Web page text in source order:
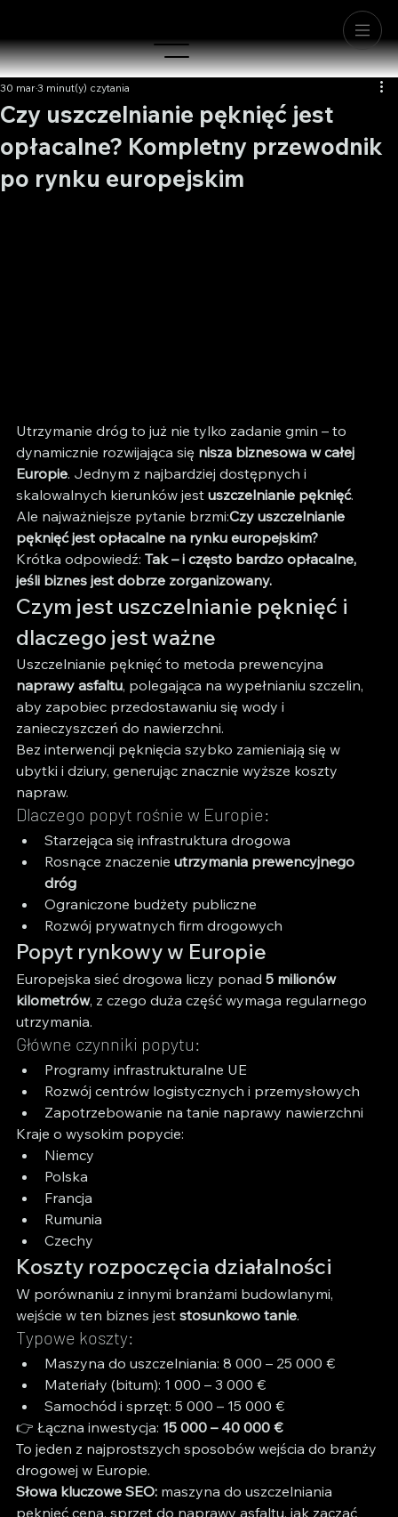
Czy uszczelnianie pęknięć jest
opłacalne? Kompletny przewodnik
po rynku europejskim
30 mar3 minut(y) czytania
Utrzymanie dróg to już nie tylko zadanie gmin – to
dynamicznie rozwijająca się nisza biznesowa w całej
Europie. Jednym z najbardziej dostępnych i
skalowalnych kierunków jest uszczelnianie pęknięć.
Ale najważniejsze pytanie brzmi:Czy uszczelnianie
pęknięć jest opłacalne na rynku europejskim?
Krótka odpowiedź: Tak – i często bardzo opłacalne,
jeśli biznes jest dobrze zorganizowany.
Czym jest uszczelnianie pęknięć i
dlaczego jest ważne
Uszczelnianie pęknięć to metoda prewencyjna
naprawy asfaltu, polegająca na wypełnianiu szczelin,
aby zapobiec przedostawaniu się wody i
zanieczyszczeń do nawierzchni.
Bez interwencji pęknięcia szybko zamieniają się w
ubytki i dziury, generując znacznie wyższe koszty
napraw.
Dlaczego popyt rośnie w Europie:
Starzejąca się infrastruktura drogowa
Rosnące znaczenie utrzymania prewencyjnego
dróg
Ograniczone budżety publiczne
Rozwój prywatnych firm drogowych
Popyt rynkowy w Europie
Europejska sieć drogowa liczy ponad 5 milionów
kilometrów, z czego duża część wymaga regularnego
utrzymania.
Główne czynniki popytu:
Programy infrastrukturalne UE
Rozwój centrów logistycznych i przemysłowych
Zapotrzebowanie na tanie naprawy nawierzchni
Kraje o wysokim popycie:
Niemcy
Polska
Francja
Rumunia
Czechy
Koszty rozpoczęcia działalności
W porównaniu z innymi branżami budowlanymi,
wejście w ten biznes jest stosunkowo tanie.
Typowe koszty:
Maszyna do uszczelniania: 8 000 – 25 000 €
Materiały (bitum): 1 000 – 3 000 €
Samochód i sprzęt: 5 000 – 15 000 €
👉 Łączna inwestycja: 15 000 – 40 000 €
To jeden z najprostszych sposobów wejścia do branży
drogowej w Europie.
Słowa kluczowe SEO: maszyna do uszczelniania
pęknięć cena, sprzęt do naprawy asfaltu, jak zacząć